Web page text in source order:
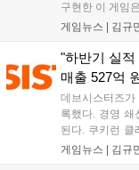
구현한 이 게임
무기 스킬을 활
혜택을 지급하
는 게임 접속 및
게임뉴스 | 김규
"하반기 실적
매출 527억
데브시스터즈
록했다. 경영 쇄
된다. 쿠키런 클
기는 13일 첫 업
게임뉴스 | 김규